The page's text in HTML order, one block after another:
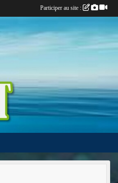
Participer au site :